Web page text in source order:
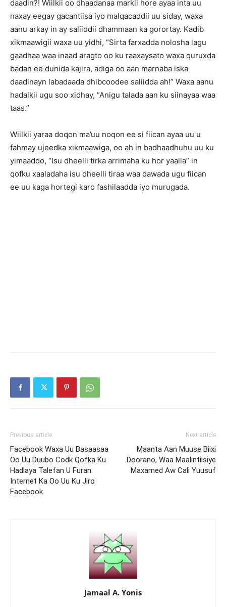
daadin?! Wiilkii oo dhaadanaa markii hore ayaa inta uu
naxay eegay gacantiisa iyo malqacaddii uu siday, waxa
aanu arkay in ay saliiddii dhammaan ka gorortay. Kadib
xikmaawigii waxa uu yidhi, “Sirta farxadda nolosha lagu
gaadhaa waa inaad aragto oo ku raaxaysato waxa quruxda
badan ee dunida kajira, adiga oo aan marnaba iska
daadinayn labadaada dhibcoodee saliidda ah!” Waxa aanu
hadalkii ugu soo xidhay, “Anigu talada aan ku siinayaa waa
taas.”
Wiilkii yaraa doqon ma’uu noqon ee si fiican ayaa uu u
fahmay ujeedka xikmaawiga, oo ah in badhaadhuhu uu ku
yimaaddo, “Isu dheelli tirka arrimaha ku hor yaalla” in
qofku xaaladaha isu dheelli tiraa waa dawada ugu fiican
ee uu kaga hortegi karo fashilaadda iyo murugada.
Previous article
Facebook Waxa Uu Basaasaa
Oo Uu Duubo Codk Qofka Ku
Hadlaya Talefan U Furan
Internet Ka Oo Uu Ku Jiro
Facebook
Next article
Maanta Aan Muuse Biixi
Doorano, Waa Maalintiisiye
Maxamed Aw Cali Yuusuf
Jamaal A. Yonis